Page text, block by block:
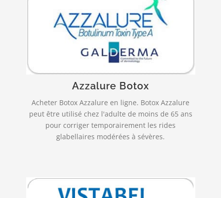
Azzalure Botox
Acheter Botox Azzalure en ligne. Botox Azzalure
peut être utilisé chez l'adulte de moins de 65 ans
pour corriger temporairement les rides
glabellaires modérées à sévères.
Livraison rapide et fiable!
agit au niveau de la jonction entre les
nerfs et les muscles, en empêchant la libération
par les terminaisons nerveuses d’un « messager »
chimique, appelé l’acétylcholine…
PLUS INFO…